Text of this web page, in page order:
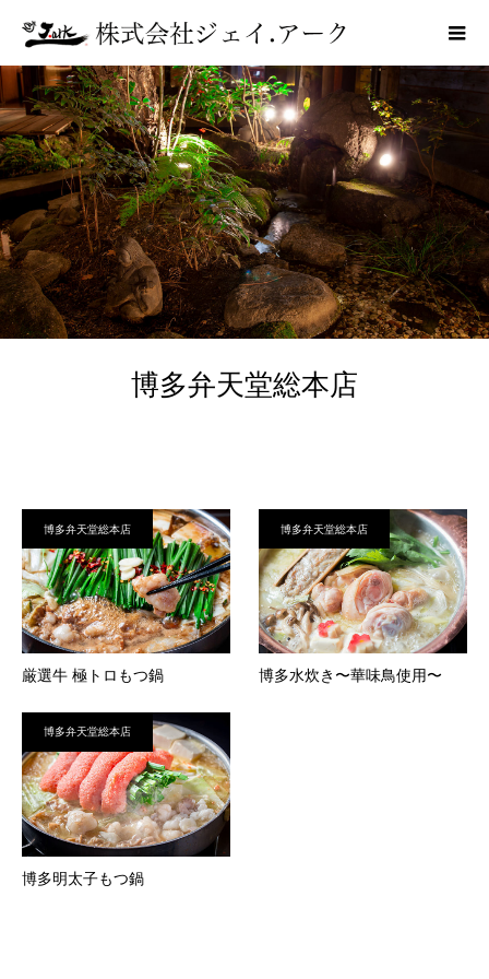
博多弁天堂総本店
博多弁天堂総本店
厳選牛 極トロもつ鍋
博多弁天堂総本店
博多水炊き〜華味鳥使用〜
博多弁天堂総本店
博多明太子もつ鍋